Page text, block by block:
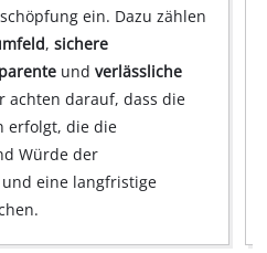
ein. Dazu zählen
, sichere
und verlässliche
achten darauf, dass die
erfolgt, die die
Würde der
eine langfristige